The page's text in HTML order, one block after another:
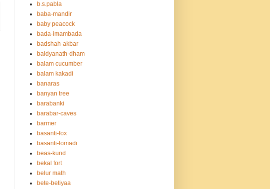
b.s.pabla
baba-mandir
baby peacock
bada-imambada
badshah-akbar
baidyanath-dham
balam cucumber
balam kakadi
banaras
banyan tree
barabanki
barabar-caves
barmer
basanti-fox
basanti-lomadi
beas-kund
bekal fort
belur math
bete-betiyaa